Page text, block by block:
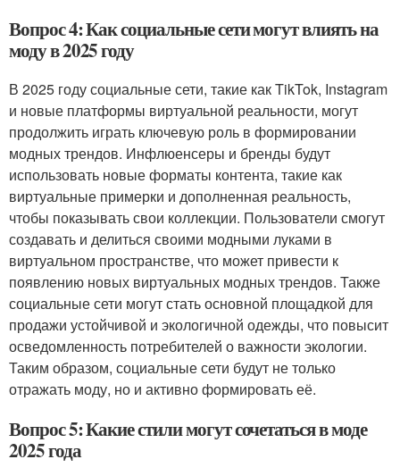
Вопрос 4: Как социальные сети могут влиять на
моду в 2025 году
В 2025 году социальные сети, такие как TikTok, Instagram
и новые платформы виртуальной реальности, могут
продолжить играть ключевую роль в формировании
модных трендов. Инфлюенсеры и бренды будут
использовать новые форматы контента, такие как
виртуальные примерки и дополненная реальность,
чтобы показывать свои коллекции. Пользователи смогут
создавать и делиться своими модными луками в
виртуальном пространстве, что может привести к
появлению новых виртуальных модных трендов. Также
социальные сети могут стать основной площадкой для
продажи устойчивой и экологичной одежды, что повысит
осведомленность потребителей о важности экологии.
Таким образом, социальные сети будут не только
отражать моду, но и активно формировать её.
Вопрос 5: Какие стили могут сочетаться в моде
2025 года